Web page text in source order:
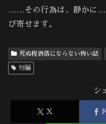
……その行為は、静かに
び寄せます。
死ぬ程洒落にならない怖い話
短編
シ
X